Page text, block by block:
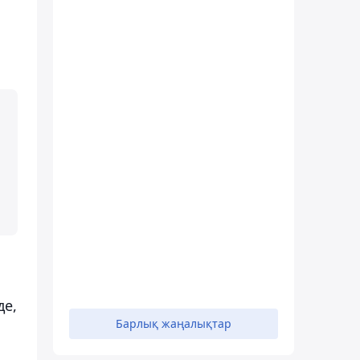
Барлық жаңалықтар